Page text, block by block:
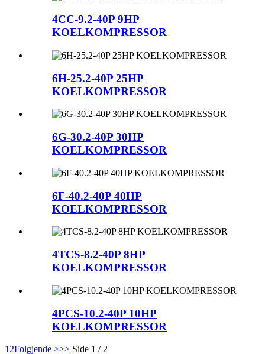
4CC-9.2-40P 9HP
KOELKOMPRESSOR
6H-25.2-40P 25HP
KOELKOMPRESSOR
6G-30.2-40P 30HP
KOELKOMPRESSOR
6F-40.2-40P 40HP
KOELKOMPRESSOR
4TCS-8.2-40P 8HP
KOELKOMPRESSOR
4PCS-10.2-40P 10HP
KOELKOMPRESSOR
1 2Folgjende >>> Side 1 / 2